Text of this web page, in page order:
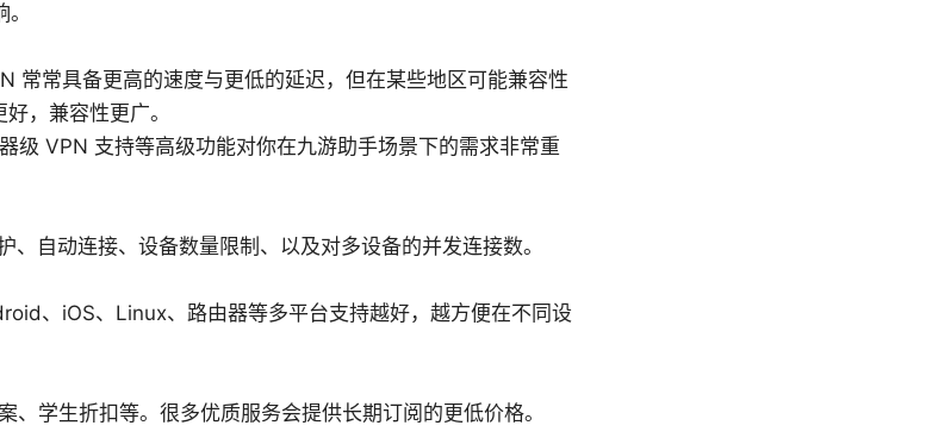
常常具备更高的速度与更低的延迟，但在某些地区可能兼容性
，兼容性更广。
级 VPN 支持等高级功能对你在九游助手场景下的需求非常重
自动连接、设备数量限制、以及对多设备的并发连接数。
、iOS、Linux、路由器等多平台支持越好，越方便在不同设
、学生折扣等。很多优质服务会提供长期订阅的更低价格。